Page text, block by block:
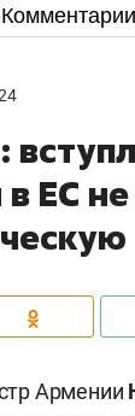
Комментарии
ЕС
Армении